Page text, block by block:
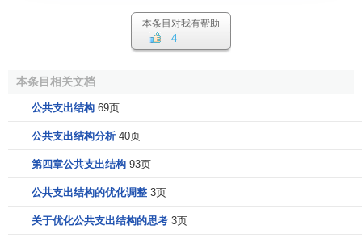
国家职能的分配工具，财政支出是实现
的财力保证。因此，国家的职能及政府活动范围决定了
支出的结构。
了政府的活动范围。国家职能表现为社会管理职能和经济管
理职能两个方面。一般说来，在以
织管理经济活动的功能较弱，国家职能主要集中于对社会活
动的管理，政府的活动范围也主要集中于社会活动领域。由
本条目对我有帮助
4
本条目相关文档
公共支出结构 69页
公共支出结构分析 40页
第四章公共支出结构 93页
公共支出结构的优化调整 3页
关于优化公共支出结构的思考 3页